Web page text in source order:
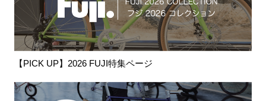
【PICK UP】2026 FUJI特集ページ